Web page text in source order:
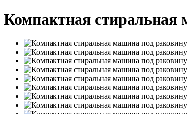
Компактная стиральная